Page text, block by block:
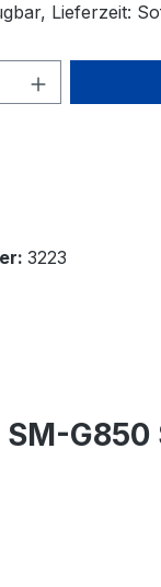
Lieferzeit:
Gib
3223
G850